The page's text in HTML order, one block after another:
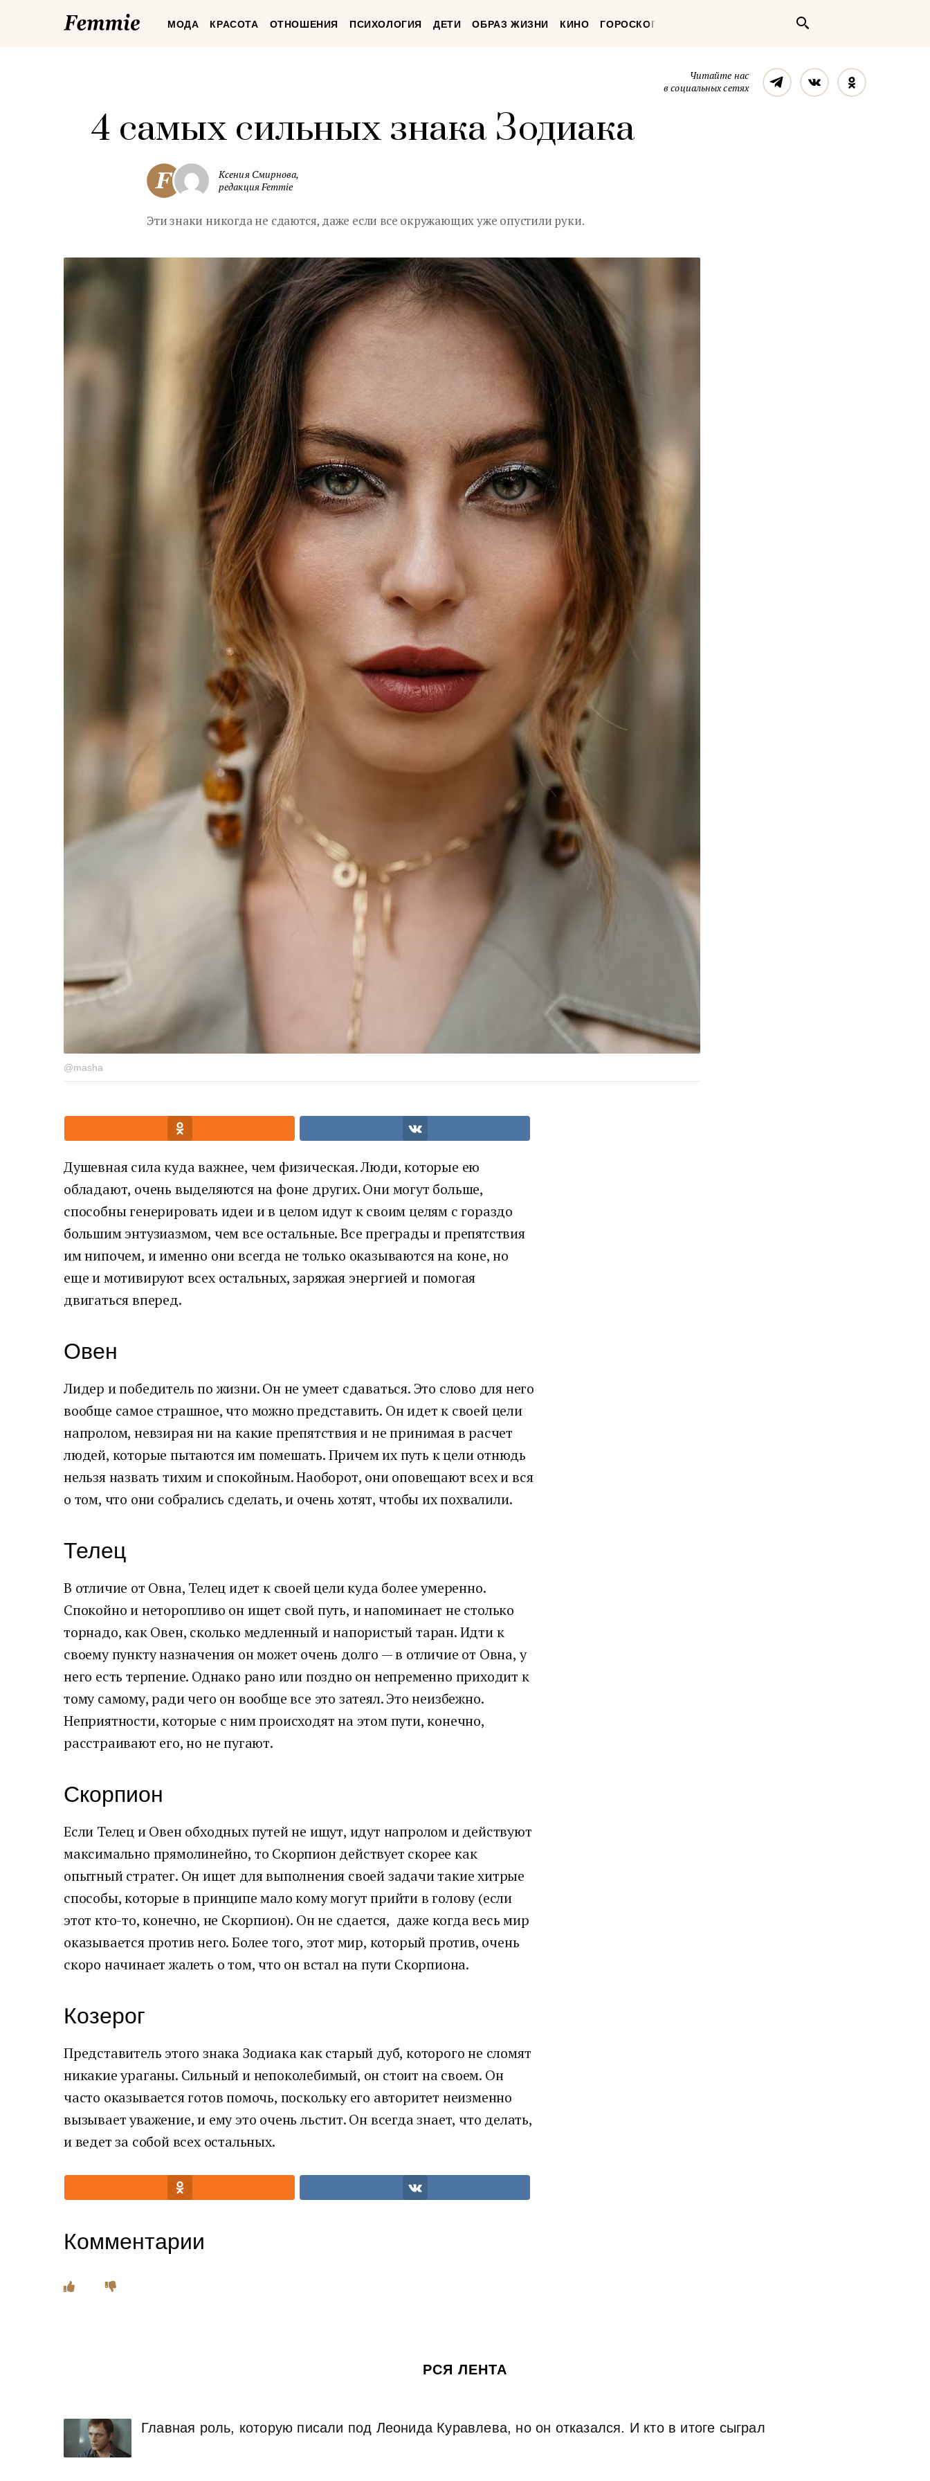
FemmieМОДА КРАСОТА ОТНОШЕНИЯ ПСИХОЛОГИЯ ДЕТИ ОБРАЗ ЖИЗНИ КИНО ГОРОСКОП
Читайте нас
в социальных сетях
ТелеграмВконтакте
4 самых сильных знака Зодиака
Ксения Смирнова,
редакция Femmie
Эти знаки никогда не сдаются, даже если все окружающих уже опустили руки.
@masha
Душевная сила куда важнее, чем физическая. Люди, которые ею
обладают, очень выделяются на фоне других. Они могут больше,
способны генерировать идеи и в целом идут к своим целям с гораздо
большим энтузиазмом, чем все остальные. Все преграды и препятствия
им нипочем, и именно они всегда не только оказываются на коне, но
еще и мотивируют всех остальных, заряжая энергией и помогая
двигаться вперед.
Овен
Лидер и победитель по жизни. Он не умеет сдаваться. Это слово для него
вообще самое страшное, что можно представить. Он идет к своей цели
напролом, невзирая ни на какие препятствия и не принимая в расчет
людей, которые пытаются им помешать. Причем их путь к цели отнюдь
нельзя назвать тихим и спокойным. Наоборот, они оповещают всех и вся
о том, что они собрались сделать, и очень хотят, чтобы их похвалили.
Телец
В отличие от Овна, Телец идет к своей цели куда более умеренно.
Спокойно и неторопливо он ищет свой путь, и напоминает не столько
торнадо, как Овен, сколько медленный и напористый таран. Идти к
своему пункту назначения он может очень долго — в отличие от Овна, у
него есть терпение. Однако рано или поздно он непременно приходит к
тому самому, ради чего он вообще все это затеял. Это неизбежно.
Неприятности, которые с ним происходят на этом пути, конечно,
расстраивают его, но не пугают.
Скорпион
Если Телец и Овен обходных путей не ищут, идут напролом и действуют
максимально прямолинейно, то Скорпион действует скорее как
опытный стратег. Он ищет для выполнения своей задачи такие хитрые
способы, которые в принципе мало кому могут прийти в голову (если
этот кто-то, конечно, не Скорпион). Он не сдается, даже когда весь мир
оказывается против него. Более того, этот мир, который против, очень
скоро начинает жалеть о том, что он встал на пути Скорпиона.
Козерог
Представитель этого знака Зодиака как старый дуб, которого не сломят
никакие ураганы. Сильный и непоколебимый, он стоит на своем. Он
часто оказывается готов помочь, поскольку его авторитет неизменно
вызывает уважение, и ему это очень льстит. Он всегда знает, что делать,
и ведет за собой всех остальных.
Комментарии
РСЯ ЛЕНТА
Главная роль, которую писали под Леонида Куравлева, но он отказался. И кто в итоге сыграл